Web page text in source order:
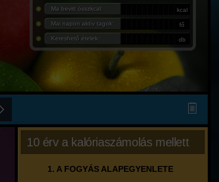
Ma bevitt összkcal: kcal
Mai napon aktív tagok: fő
Kereshető ételek: db
10 érv a kalóriaszámolás mellett
1. A FOGYÁS ALAPEGYENLETE